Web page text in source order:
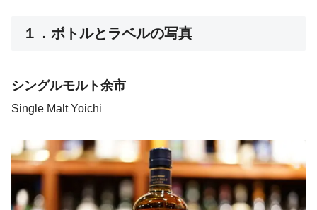
１．ボトルとラベルの写真
シングルモルト余市
Single Malt Yoichi